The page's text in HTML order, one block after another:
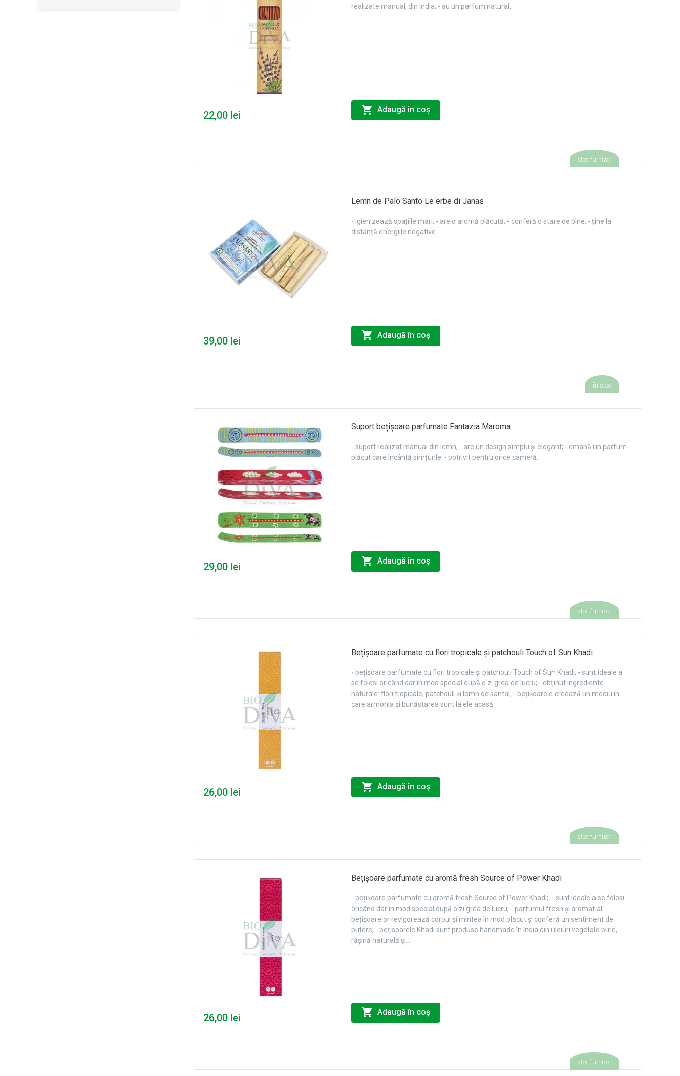
realizate manual, din India; - au un parfum natural.
22,00 lei Adaugă în coş
stoc furnizor
Lemn de Palo Santo Le erbe di Janas
- igienizează spațiile mari; - are o aromă plăcută; - conferă o stare de bine; - ține la
distanță energiile negative.
39,00 lei Adaugă în coş
în stoc
Suport bețișoare parfumate Fantazia Maroma
- suport realizat manual din lemn; - are un design simplu și elegant; - emană un parfum
plăcut care încântă simțurile; - potrivit pentru orice cameră.
29,00 lei Adaugă în coş
stoc furnizor
Bețișoare parfumate cu flori tropicale și patchouli Touch of Sun Khadi
- bețișoare parfumate cu flori tropicale și patchouli Touch of Sun Khadi; - sunt ideale a
se folosi oricând dar în mod special după o zi grea de lucru; - obținut ingrediente
naturale: flori tropicale, patchouli și lemn de santal; - bețișoarele creează un mediu în
care armonia și bunăstarea sunt la ele acasă.
26,00 lei Adaugă în coş
stoc furnizor
Bețișoare parfumate cu aromă fresh Source of Power Khadi
- bețișoare parfumate cu aromă fresh Source of Power Khadi; - sunt ideale a se folosi
oricând dar în mod special după o zi grea de lucru; - parfumul fresh și aromat al
bețișoarelor revigorează corpul și mintea în mod plăcut și conferă un sentiment de
putere; - bețisoarele Khadi sunt produse handmade în India din uleiuri vegetale pure,
rășină naturală și...
26,00 lei Adaugă în coş
stoc furnizor